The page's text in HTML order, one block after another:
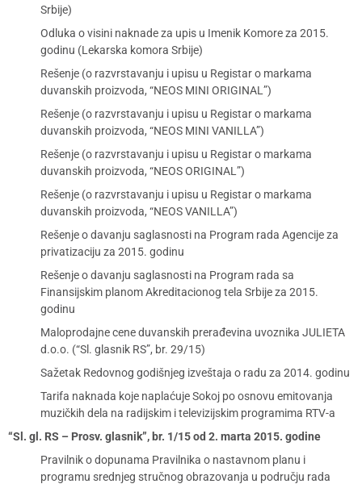
Srbije)
Odluka o visini naknade za upis u Imenik Komore za 2015.
godinu (Lekarska komora Srbije)
Rešenje (o razvrstavanju i upisu u Registar o markama
duvanskih proizvoda, “NEOS MINI ORIGINAL”)
Rešenje (o razvrstavanju i upisu u Registar o markama
duvanskih proizvoda, “NEOS MINI VANILLA”)
Rešenje (o razvrstavanju i upisu u Registar o markama
duvanskih proizvoda, “NEOS ORIGINAL”)
Rešenje (o razvrstavanju i upisu u Registar o markama
duvanskih proizvoda, “NEOS VANILLA”)
Rešenje o davanju saglasnosti na Program rada Agencije za
privatizaciju za 2015. godinu
Rešenje o davanju saglasnosti na Program rada sa
Finansijskim planom Akreditacionog tela Srbije za 2015.
godinu
Maloprodajne cene duvanskih prerađevina uvoznika JULIETA
d.o.o. (“Sl. glasnik RS”, br. 29/15)
Sažetak Redovnog godišnjeg izveštaja o radu za 2014. godinu
Tarifa naknada koje naplaćuje Sokoj po osnovu emitovanja
muzičkih dela na radijskim i televizijskim programima RTV-a
“Sl. gl. RS – Prosv. glasnik”, br. 1/15 od 2. marta 2015. godine
Pravilnik o dopunama Pravilnika o nastavnom planu i
programu srednjeg stručnog obrazovanja u području rada